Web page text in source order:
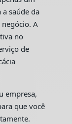
saúde da
A
no
de
empresa,
que você